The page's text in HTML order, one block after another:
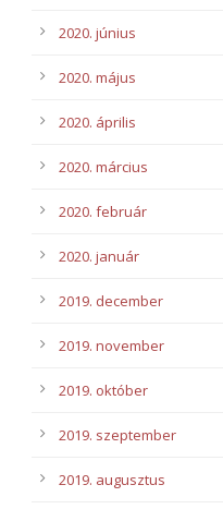
2020. június
2020. május
2020. április
2020. március
2020. február
2020. január
2019. december
2019. november
2019. október
2019. szeptember
2019. augusztus